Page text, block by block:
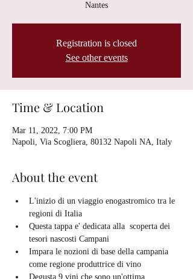
Nantes
Registration is closed
See other events
Time & Location
Mar 11, 2022, 7:00 PM
Napoli, Via Scogliera, 80132 Napoli NA, Italy
About the event
L'inizio di un viaggio enogastromico tra le
regioni di Italia
Questa tappa e' dedicata alla  scoperta dei
tesori nascosti Campani
Impara le nozioni di base della campania
come regione produttrice di vino
Degusta 9 vini che sono un'ottima